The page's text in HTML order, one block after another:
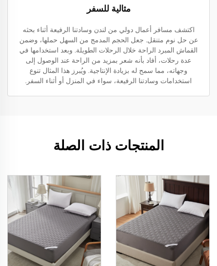
مثالية للسفر
اكتشف مسافر أعمال دولي من لندن وسادتنا الرفيعة أثناء بحثه
عن حل نوم متنقل. جعل الحجم المدمج من السهل حملها، وضمن
القماش المبرد الراحة خلال الرحلات الطويلة. وبعد استخدامها في
عدة رحلات، أفاد بأنه شعر بمزيد من الراحة عند الوصول إلى
وجهاته، مما سمح له بزيادة الإنتاجية. ويُبرز هذا المثال تنوع
استخدامات وسادتنا الرفيعة، سواء في المنزل أو أثناء السفر.
المنتجات ذات الصلة